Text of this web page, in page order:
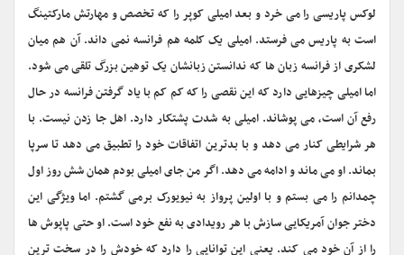
لوکس پاریسی را می خرد و بعد امیلی کوپر را که تخصص و مهارتش مارکتینگ
است به پاریس می فرستد. امیلی یک کلمه هم فرانسه نمی داند. آن هم میان
لشکری از فرانسه زبان ها که ندانستن زبانشان یک توهین بزرگ تلقی می شود.
اما امیلی چیزهایی دارد که این نقصی را که کم کم با یاد گرفتن فرانسه در حال
رفع آن است، می پوشاند. امیلی به شدت پشتکار دارد. اهل جا زدن نیست. با
هر شرایطی کنار می دهد و با بدترین اتفاقات خود را تطبیق می دهد تا سرپا
بماند. او می ماند و ادامه می دهد. اگر من جای امیلی بودم همان شش روز اول
چمدانم را می بستم و با اولین پرواز به نیویورک برمی گشتم. اما ویژگی این
دختر جوان آمریکایی ‌سازش با هر رویدادی به نفع خود است. او حتی پاپوش ها
را از آن خود می کند. یعنی این توانایی را دارد که خودش را در سخت ترین